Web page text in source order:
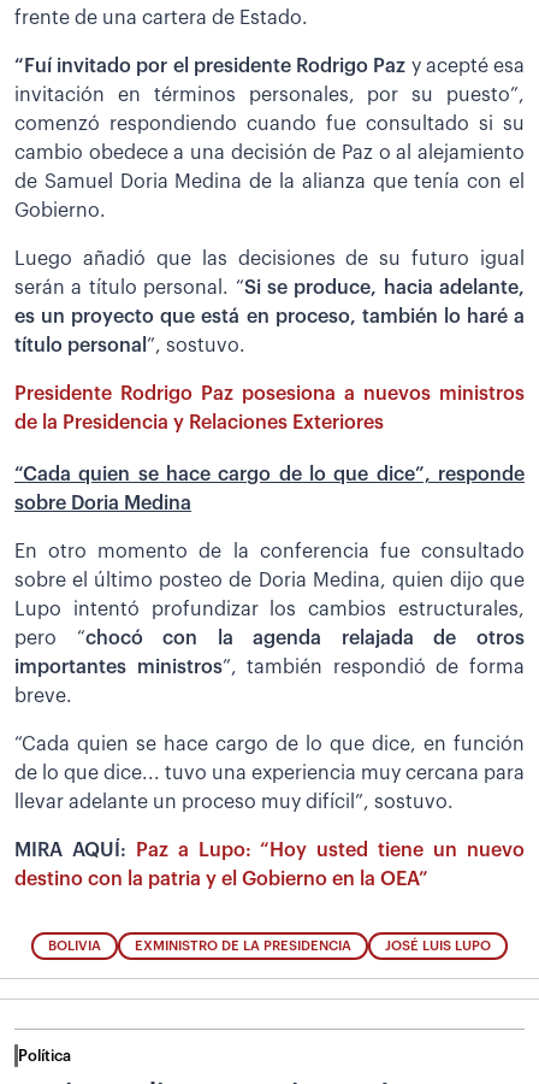
frente de una cartera de Estado.
“Fuí invitado por el presidente Rodrigo Paz y acepté esa
invitación en términos personales, por su puesto”,
comenzó respondiendo cuando fue consultado si su
cambio obedece a una decisión de Paz o al alejamiento
de Samuel Doria Medina de la alianza que tenía con el
Gobierno.
Luego añadió que las decisiones de su futuro igual
serán a título personal. “Si se produce, hacia adelante,
es un proyecto que está en proceso, también lo haré a
título personal ”, sostuvo.
Presidente Rodrigo Paz posesiona a nuevos ministros
de la Presidencia y Relaciones Exteriores
“Cada quien se hace cargo de lo que dice”, responde
sobre Doria Medina
En otro momento de la conferencia fue consultado
sobre el último posteo de Doria Medina, quien dijo que
Lupo intentó profundizar los cambios estructurales,
pero “chocó con la agenda relajada de otros
importantes ministros”, también respondió de forma
breve.
“Cada quien se hace cargo de lo que dice, en función
de lo que dice... tuvo una experiencia muy cercana para
llevar adelante un proceso muy difícil”, sostuvo.
MIRA AQUÍ:
Paz a Lupo: “Hoy usted tiene un nuevo
destino con la patria y el Gobierno en la OEA”
BOLIVIA EXMINISTRO DE LA PRESIDENCIA JOSÉ LUIS LUPO
Política